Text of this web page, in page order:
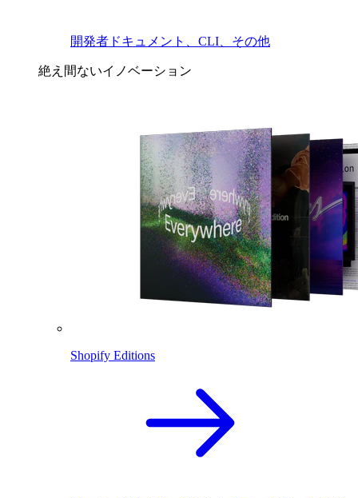
開発者ドキュメント、CLI、その他
絶え間ないイノベーション
Shopify Editions